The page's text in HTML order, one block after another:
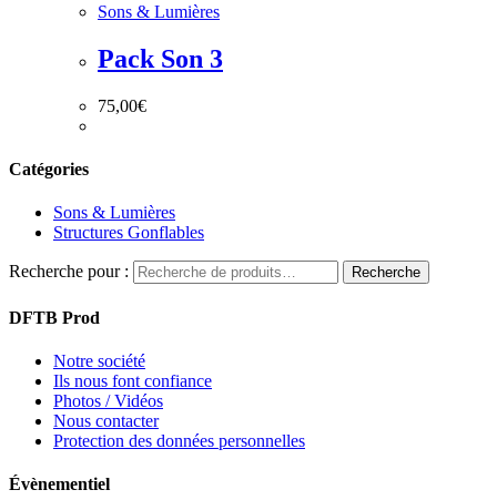
Sons & Lumières
Pack Son 3
75,00€
Catégories
Sons & Lumières
Structures Gonflables
Recherche pour : Recherche
DFTB Prod
Notre société
Ils nous font confiance
Photos / Vidéos
Nous contacter
Protection des données personnelles
Évènementiel